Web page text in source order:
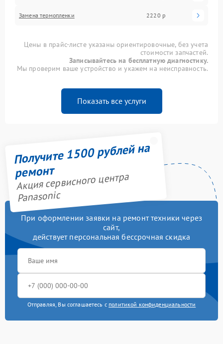
Замена термопленки 2220 р
Цены в прайс-листе указаны ориентировочные, без учета
стоимости запчастей.
Записывайтесь на бесплатную диагностику.
Мы проверим ваше устройство и укажем на неисправность.
Показать все услуги
Получите 1500 рублей на
ремонт
Акция сервисного центра
Panasonic
При оформлении заявки на ремонт техники через
сайт,
действует персональная бессрочная скидка
Отправляя, Вы соглашаетесь с политикой конфиденциальности